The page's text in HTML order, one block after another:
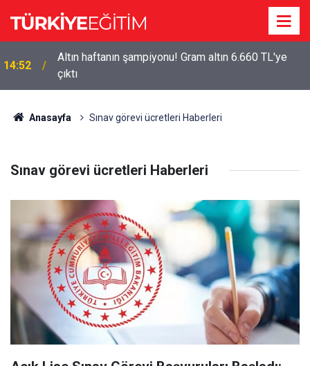
14:52
Altın haftanın şampiyonu! Gram altın 6.660 TL'ye
çıktı
Anasayfa Sınav görevi ücretleri Haberleri
Sınav görevi ücretleri Haberleri